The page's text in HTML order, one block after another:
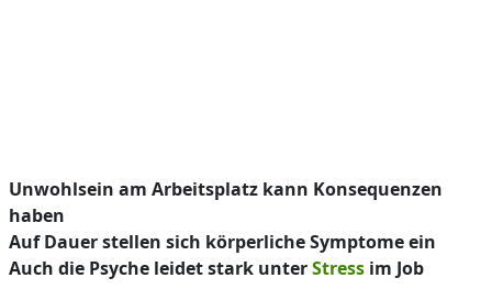
Unwohlsein am Arbeitsplatz kann Konsequenzen
haben
Auf Dauer stellen sich körperliche Symptome ein
Auch die Psyche leidet stark unterStress im Job